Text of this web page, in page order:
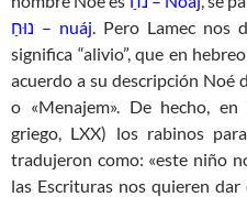
נוּחַ – nuáj. Pero Lamec nos
significa “alivio”, que en
acuerdo a su descripción Noé
o «Menajem». De hecho,
griego, LXX) los rabinos
tradujeron como: «este niño
las Escrituras nos quieren